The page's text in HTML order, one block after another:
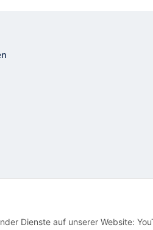
Dienste auf unserer Website: